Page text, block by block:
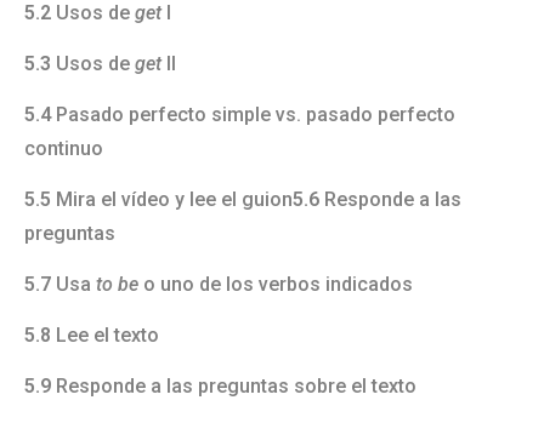
5.2 Usos de getI
5.3 Usos de getII
5.4Pasado perfecto simple vs. pasado perfecto
continuo
5.5 Mira el vídeo y lee el guion5.6 Responde a las
preguntas
5.7 Usa to be o uno de los verbos indicados
5.8 Lee el texto
5.9 Responde a las preguntas sobre el texto